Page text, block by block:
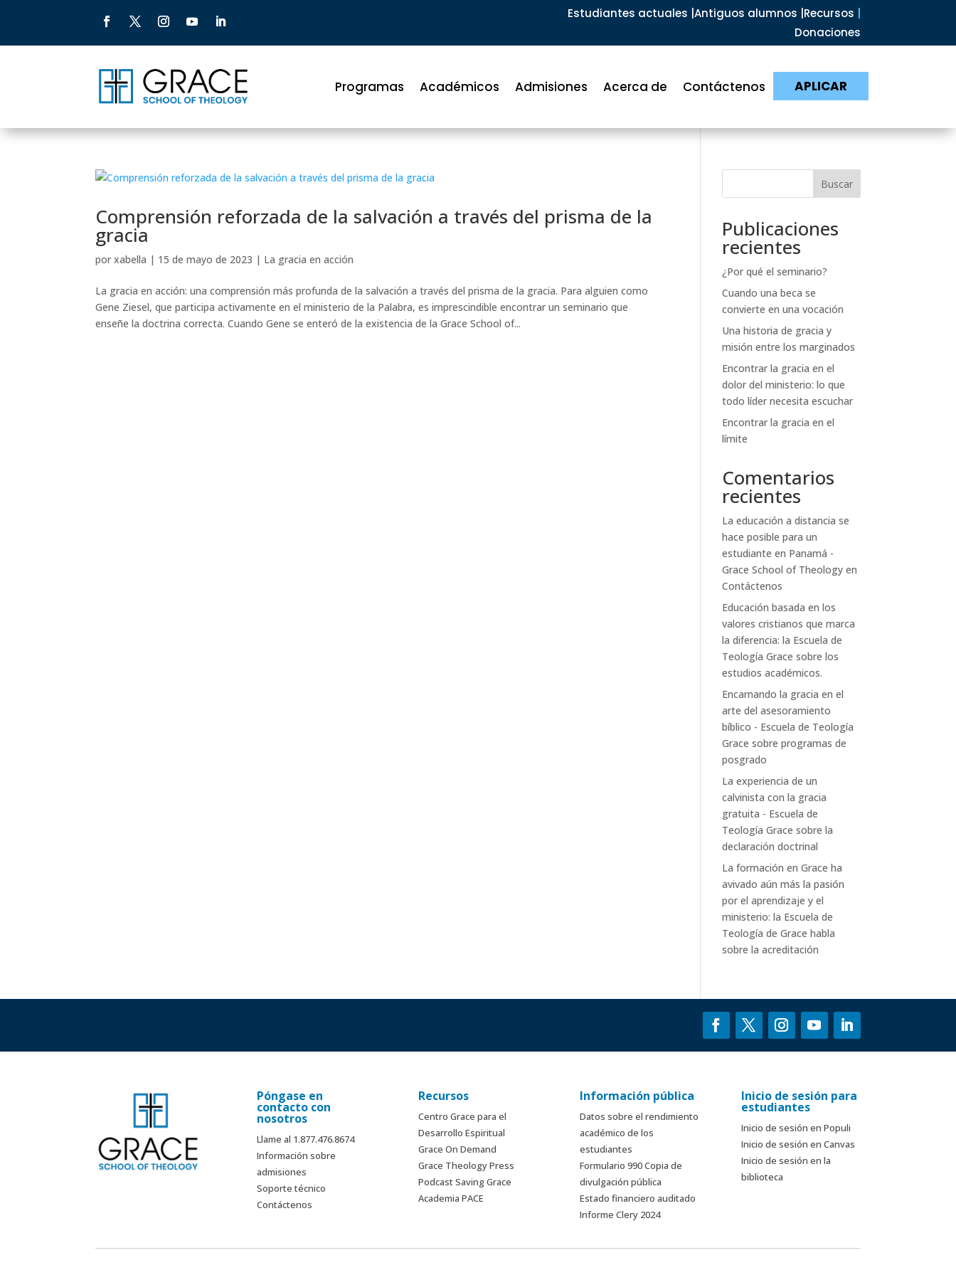
Estudiantes actuales | Antiguos alumnos | Recursos
Donaciones
Programas Académicos Admisiones Acerca de Contáctenos APLICAR
Comprensión reforzada de la salvación a través del prisma de la
gracia
porxabella | 15 de mayo de 2023 | La gracia en acción
La gracia en acción: una comprensión más profunda de la salvación a través del prisma de la gracia. Para alguien como
Gene Ziesel, que participa activamente en el ministerio de la Palabra, es imprescindible encontrar un seminario que
enseñe la doctrina correcta. Cuando Gene se enteró de la existencia de la Grace School of...
Buscar
Publicaciones
recientes
¿Por qué el seminario?
Cuando una beca se
convierte en una vocación
Una historia de gracia y
misión entre los marginados
Encontrar la gracia en el
dolor del ministerio: lo que
todo líder necesita escuchar
Encontrar la gracia en el
límite
Comentarios
recientes
La educación a distancia se
hace posible para un
estudiante en Panamá -
Grace School of Theology en
Contáctenos
Educación basada en los
valores cristianos que marca
la diferencia: la Escuela de
Teología Grace sobrelos
estudios académicos.
Encarnando la gracia en el
arte del asesoramiento
bíblico - Escuela de Teología
Grace sobreprogramas de
posgrado
La experiencia de un
calvinista con la gracia
gratuita - Escuela de
Teología Grace sobrela
declaración doctrinal
La formación en Grace ha
avivado aún más la pasión
por el aprendizaje y el
ministerio: la Escuela de
Teología de Grace habla
sobrela acreditación
Póngase en
contacto con
nosotros
Llame al 1.877.476.8674
Información sobre
admisiones
Soporte técnico
Contáctenos
Recursos
Centro Grace para el
Desarrollo Espiritual
Grace On Demand
Grace Theology Press
Podcast Saving Grace
Academia PACE
Información pública
Datos sobre el rendimiento
académico de los
estudiantes
Formulario 990 Copia de
divulgación pública
Estado financiero auditado
Informe Clery 2024
Inicio de sesión para
estudiantes
Inicio de sesión en Populi
Inicio de sesión en Canvas
Inicio de sesión en la
biblioteca